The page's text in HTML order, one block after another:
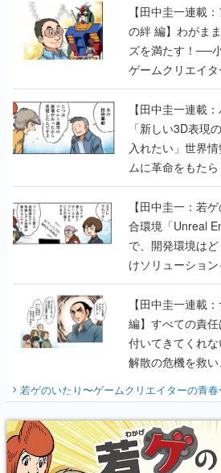
【田中圭一連載：
の絆 編】わがま
ズを満たす！──
ゲームクリエイ
【若ゲのいたり
【田中圭一連載
「新しい3D表現
入れたい」世界
ムに革命をもた
のいたり】
【田中圭一：若
合環境「Unreal
で、開発環境は
けソリューショ
に行って、より
【田中圭一連載
編】すべての責任
付いてきてくれ
解散の危機を救
開く。業界の快
『少年ジャンプ
り】
若ゲのいたり〜ゲームクリエイターの青春